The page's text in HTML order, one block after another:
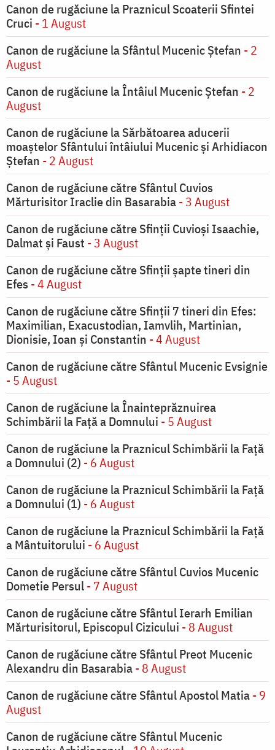
Canon de rugăciune la Praznicul Scoaterii Sfintei
Cruci - 1 August
Canon de rugăciune la Sfântul Mucenic Ștefan - 2
August
Canon de rugăciune la Întâiul Mucenic Ștefan - 2
August
Canon de rugăciune la Sărbătoarea aducerii
moaştelor Sfântului întâiului Mucenic şi Arhidiacon
Ştefan - 2 August
Canon de rugăciune către Sfântul Cuvios
Mărturisitor Iraclie din Basarabia- 3 August
Canon de rugăciune către Sfinţii Cuvioşi Isaachie,
Dalmat şi Faust - 3 August
Canon de rugăciune către Sfinţii şapte tineri din
Efes - 4 August
Canon de rugăciune către Sfinţii 7 tineri din Efes:
Maximilian, Exacustodian, Iamvlih, Martinian,
Dionisie, Ioan şi Constantin - 4 August
Canon de rugăciune către Sfântul Mucenic Evsignie
- 5 August
Canon de rugăciune la Înainteprăznuirea
Schimbării la Faţă a Domnului - 5 August
Canon de rugăciune la Praznicul Schimbării la Faţă
a Domnului (2) - 6 August
Canon de rugăciune la Praznicul Schimbării la Faţă
a Domnului (1) - 6 August
Canon de rugăciune la Praznicul Schimbării la Față
a Mântuitorului - 6 August
Canon de rugăciune către Sfântul Cuvios Mucenic
Dometie Persul- 7 August
Canon de rugăciune către Sfântul Ierarh Emilian
Mărturisitorul, Episcopul Cizicului - 8 August
Canon de rugăciune către Sfântul Preot Mucenic
Alexandru din Basarabia- 8 August
Canon de rugăciune către Sfântul Apostol Matia- 9
August
Canon de rugăciune către Sfântul Mucenic